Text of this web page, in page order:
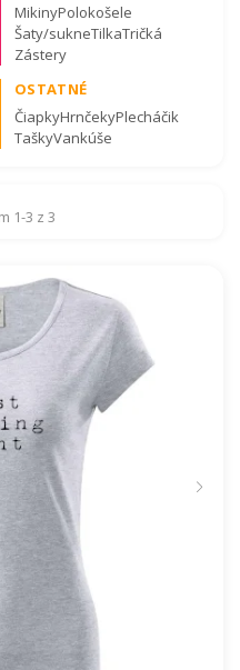
MikinyPolokošele
Šaty/sukneTilkaTričká
Zástery
OSTATNÉ
ČiapkyHrnčekyPlecháčik
TaškyVankúše
1-3 z 3